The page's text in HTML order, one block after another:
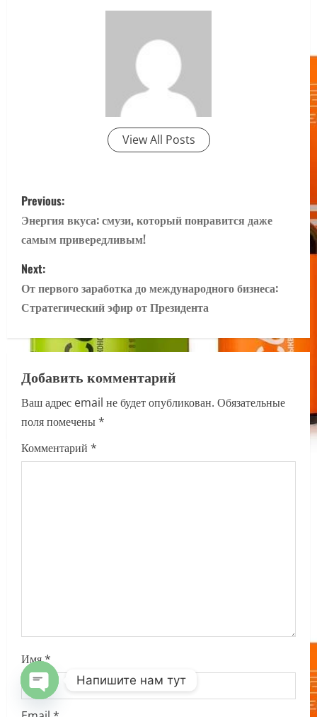
View All Posts
P
o
s
t
n
a
v
i
g
a
Previous:
Энергия вкуса: смузи, который понравится даже
самым привередливым!
Next:
От первого заработка до международного бизнеса:
Стратегический эфир от Президента
Добавить комментарий
Ваш адрес email не будет опубликован. Обязательные
поля помечены*
Комментарий *
Имя*
Напишите нам тут